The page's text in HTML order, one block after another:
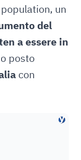
un
del
a essere in
posto
con